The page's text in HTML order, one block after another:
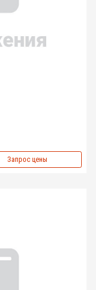
Запрос цены